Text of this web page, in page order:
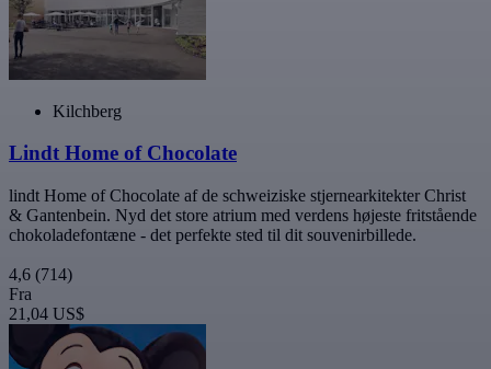
Kilchberg
Lindt Home of Chocolate
lindt Home of Chocolate af de schweiziske stjernearkitekter Christ
& Gantenbein. Nyd det store atrium med verdens højeste fritstående
chokoladefontæne - det perfekte sted til dit souvenirbillede.
4,6 (714)
Fra
21,04 US$